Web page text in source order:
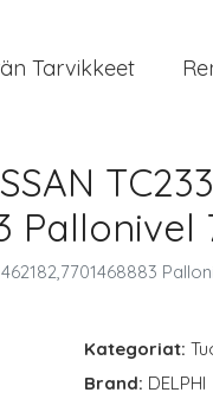
Tarvikkeet
TC233
Pallonivel
Kategoriat:
Brand: DELPHI